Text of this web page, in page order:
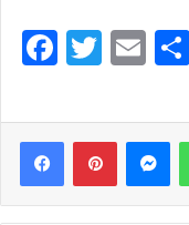
F
c
e
b
T
itt
er
E
ai
l